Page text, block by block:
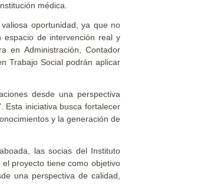
médica.
oportunidad, ya que no
de intervención real y
en Administración, Contador
Trabajo Social podrán aplicar
desde una perspectiva
Esta iniciativa busca fortalecer
y la generación de
las socias del Instituto
proyecto tiene como objetivo
una perspectiva de calidad,